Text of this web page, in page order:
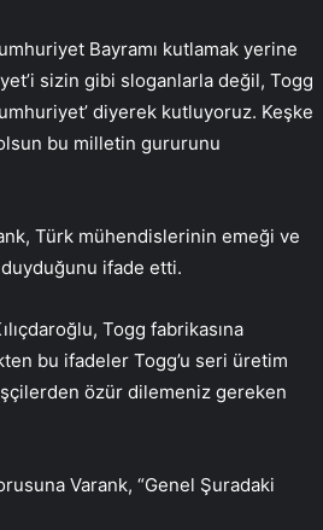
Bayramı kutlamak yerine
sizin gibi sloganlarla değil, Togg
diyerek kutluyoruz. Keşke
bu milletin gururunu
Türk mühendislerinin emeği ve
ifade etti.
Togg fabrikasına
bu ifadeler Togg’u seri üretim
özür dilemeniz gereken
Varank, “Genel Şuradaki